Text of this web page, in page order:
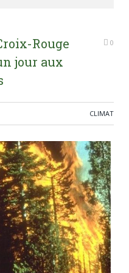
Rouge
jour aux
0
CLIMAT